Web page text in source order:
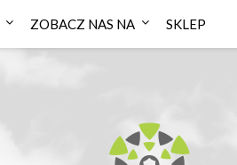
ZOBACZ NAS NA SKLEP